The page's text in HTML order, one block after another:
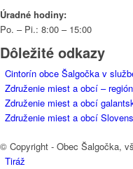
Úradné hodiny:
Po. – Pi.: 8:00 – 15:00
Dôležité odkazy
Cintorín obce Šalgočka v
Združenie miest a obcí –
Združenie miest a obcí
Združenie miest a obcí
© Copyright - Obec Šalgočka,
Tiráž